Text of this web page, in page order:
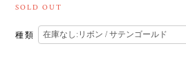
SOLD OUT
種類